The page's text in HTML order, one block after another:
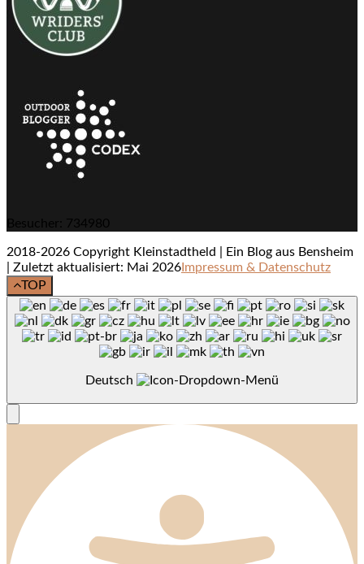
Besucher: 734980
2018-2026 Copyright Kleinstadtheld | Ein Blog aus Bensheim
| Zuletzt aktualisiert: Mai 2026 Impressum & Datenschutz
TOP
Deutsch